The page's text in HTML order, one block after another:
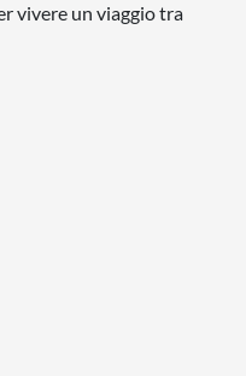
vivere un viaggio tra